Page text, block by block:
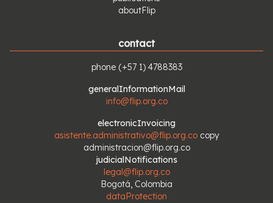
aboutFlip
contact
phone (+57 1) 4788383
generalInformationMail
info@flip.org.co
electronicInvoicing
asistente.administrativo@flip.org.co copy
administracion@flip.org.co
judicialNotifications
legal@flip.org.co
Bogotá, Colombia
dataProtection